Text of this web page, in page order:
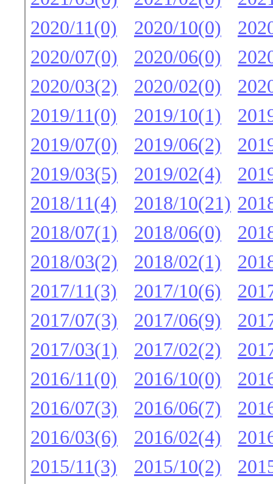
2020/11(0)
2020/10(0)
2020/07(0)
2020/06(0)
2020/03(2)
2020/02(0)
2019/11(0)
2019/10(1)
2019/07(0)
2019/06(2)
2019/03(5)
2019/02(4)
2018/11(4)
2018/10(21)
2018/07(1)
2018/06(0)
2018/03(2)
2018/02(1)
2017/11(3)
2017/10(6)
2017/07(3)
2017/06(9)
2017/03(1)
2017/02(2)
2016/11(0)
2016/10(0)
2016/07(3)
2016/06(7)
2016/03(6)
2016/02(4)
2015/11(3)
2015/10(2)